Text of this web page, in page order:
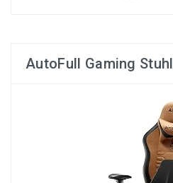
AutoFull Gaming Stuhl